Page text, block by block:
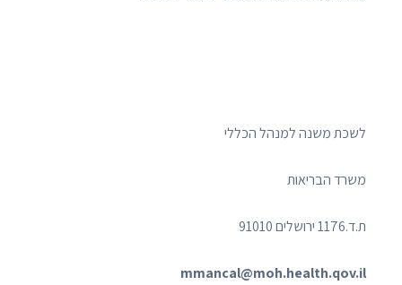
לשכת משנה למנהל הכללי
משרד הבריאות
ת.ד.1176 ירושלים 91010
mmancal@moh.health.qov.il